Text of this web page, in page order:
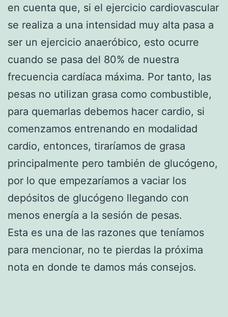
en cuenta que, si el ejercicio cardiovascular
se realiza a una intensidad muy alta pasa a
ser un ejercicio anaeróbico, esto ocurre
cuando se pasa del 80% de nuestra
frecuencia cardíaca máxima. Por tanto, las
pesas no utilizan grasa como combustible,
para quemarlas debemos hacer cardio, si
comenzamos entrenando en modalidad
cardio, entonces, tiraríamos de grasa
principalmente pero también de glucógeno,
por lo que empezaríamos a vaciar los
depósitos de glucógeno llegando con
menos energía a la sesión de pesas.
Esta es una de las razones que teníamos
para mencionar, no te pierdas la próxima
nota en donde te damos más consejos.